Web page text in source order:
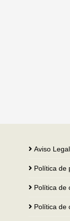
Aviso Legal
Política
Política
Política de